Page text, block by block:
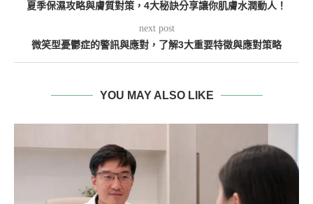
夏季保濕攻略與膚質對策，4大秘訣分享讓你肌膚水潤動人！
next post
微笑型憂鬱症的警訊與應對，了解3大重要特徵與應對策略
YOU MAY ALSO LIKE